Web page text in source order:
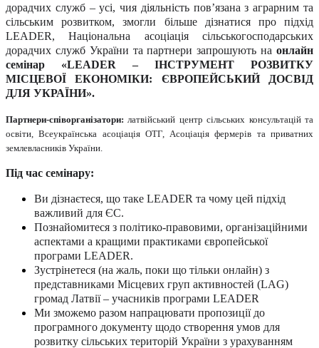
дорадчих служб – усі, чия діяльність пов’язана з аграрним та
сільським розвитком, змогли більше дізнатися про підхід
LEADER, Національна асоціація сільськогосподарських
дорадчих служб України та партнери запрошують на онлайн
семінар «LEADER – ІНСТРУМЕНТ РОЗВИТКУ
МІСЦЕВОЇ ЕКОНОМІКИ: ЄВРОПЕЙСЬКИЙ ДОСВІД
ДЛЯ УКРАЇНИ».
Партнери-співорганізатори: латвійський центр сільських консультацій та
освіти, Всеукраїнська асоціація ОТГ, Асоціація фермерів та приватних
землевласників України.
Під час семінару:
Ви дізнаєтеся, що таке LEADER та чому цей підхід
важливий для ЄС.
Познайомитеся з політико-правовими, організаційними
аспектами а кращими практиками європейської
програми LEADER.
Зустрінетеся (на жаль, поки що тільки онлайн) з
представниками Місцевих груп активностей (LAG)
громад Латвії – учасників програми LEADER
Ми зможемо разом напрацювати пропозиції до
програмного документу щодо створення умов для
розвитку сільських територій України з урахуванням